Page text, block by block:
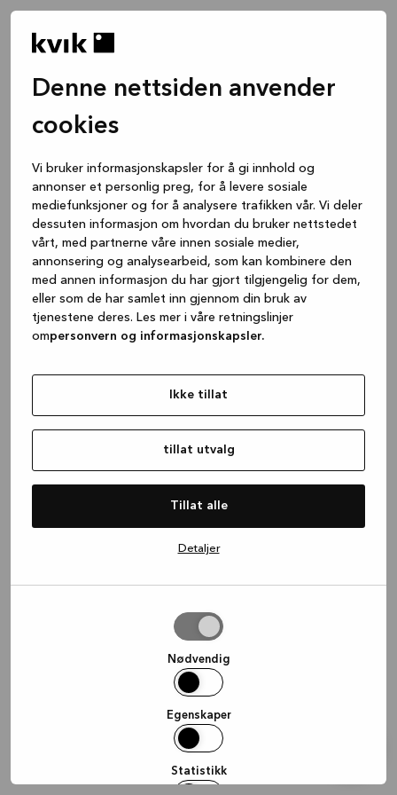
Denne nettsiden anvender
cookies
Vi bruker informasjonskapsler for å gi innhold og
annonser et personlig preg, for å levere sosiale
mediefunksjoner og for å analysere trafikken vår. Vi deler
dessuten informasjon om hvordan du bruker nettstedet
vårt, med partnerne våre innen sosiale medier,
annonsering og analysearbeid, som kan kombinere den
med annen informasjon du har gjort tilgjengelig for dem,
eller som de har samlet inn gjennom din bruk av
tjenestene deres. Les mer i våre retningslinjer
ompersonvern og informasjonskapsler.
Ikke tillat
tillat utvalg
Tillat alle
Detaljer
Nødvendig
Egenskaper
Statistikk
(see the browser console for more
information).